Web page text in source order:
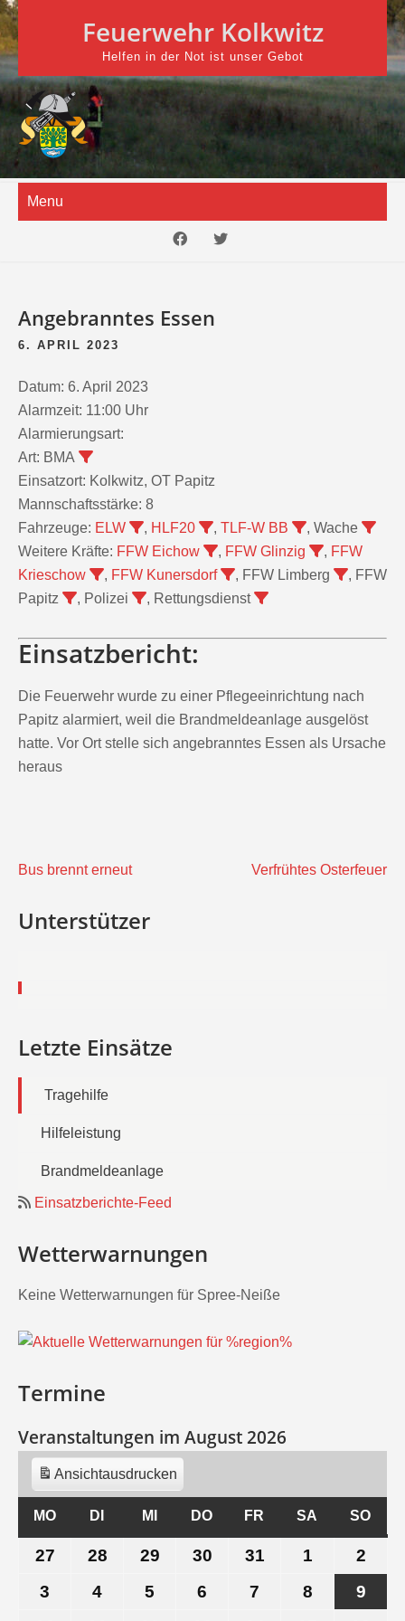
Skip
to
content
Feuerwehr Kolkwitz
Helfen in der Not ist unser Gebot
Menu
Angebranntes Essen
6. APRIL 2023
Datum: 6. April 2023
Alarmzeit: 11:00 Uhr
Alarmierungsart:
Art: BMA
Einsatzort: Kolkwitz, OT Papitz
Mannschaftsstärke: 8
Fahrzeuge: ELW , HLF20 , TLF-W BB
, Wache
Weitere Kräfte: FFW Eichow , FFW Glinzig , FFW
Krieschow
, FFW Kunersdorf , FFW Limberg
, FFW
Papitz
, Polizei , Rettungsdienst
Einsatzbericht:
Die Feuerwehr wurde zu einer Pflegeeinrichtung nach
Papitz alarmiert, weil die Brandmeldeanlage ausgelöst
hatte. Vor Ort stelle sich angebranntes Essen als Ursache
heraus
Beitragsnavigation
Bus brennt erneut Verfrühtes Osterfeuer
Unterstützer
Letzte Einsätze
Tragehilfe
Hilfeleistung
Brandmeldeanlage
Einsatzberichte-Feed
Wetterwarnungen
Keine Wetterwarnungen für Spree-Neiße
Termine
Veranstaltungen im August 2026
Ansichtausdrucken
MOMONTAG
DI DIENSTAG
MI MITTWOCH
DO DONNERSTAG
FR FREITAG
SA SAMSTAG
SO
27 28 29 30 31 1
August
2026
2
2026
3 4 5 6 7 8 9